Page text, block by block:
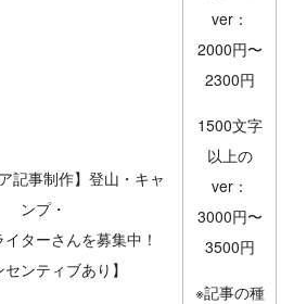
記事制作】登山・キャ
ンプ・
ターさんを募集中！
センティブあり】
ver：
2000円〜
2300円
1500文字
以上の
ver：
3000円〜
3500円
※記事の種